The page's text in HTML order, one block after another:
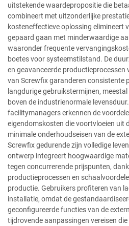
uitstekende waardepropositie die
combineert met uitzonderlijke
kosteneffectieve oplossing elimineert
gepaard gaan met minderwaardige
waaronder frequente
boetes voor systeemstilstand. De
en geavanceerde productieprocessen
van Screwfix garanderen consistente
langdurige gebruikstermijnen,
boven de industrienormale
facilitymanagers erkennen de
eigendomskosten die voortvloeien uit
minimale onderhoudseisen van de
Screwfix gedurende zijn volledige
ontwerp integreert hoogwaardige
tegen concurrerende prijspunten,
productieprocessen en
productie. Gebruikers profiteren van
installatie, omdat de
geconfigureerde functies van de
tijdrovende aanpassingen vereisen